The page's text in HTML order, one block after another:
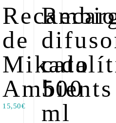
de
Mikado
Ambients
15,50€
500
ml